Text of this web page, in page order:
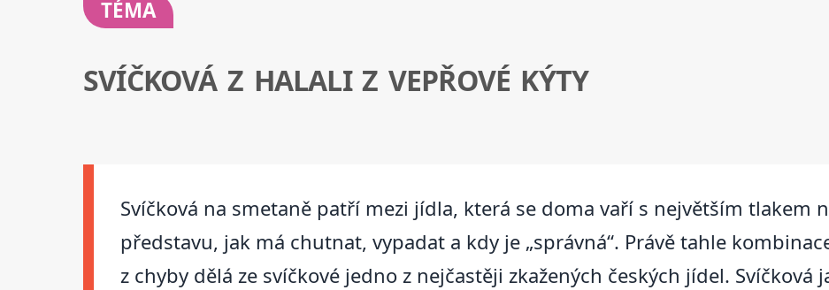
TÉMA
SVÍČKOVÁ Z HALALI Z VEPŘOVÉ KÝTY
Svíčková na smetaně patří mezi jídla, která se doma vaří s největším tlakem
představu, jak má chutnat, vypadat a kdy je „správná“. Právě tahle
z chyby dělá ze svíčkové jedno z nejčastěji zkažených českých jídel. Svíčková